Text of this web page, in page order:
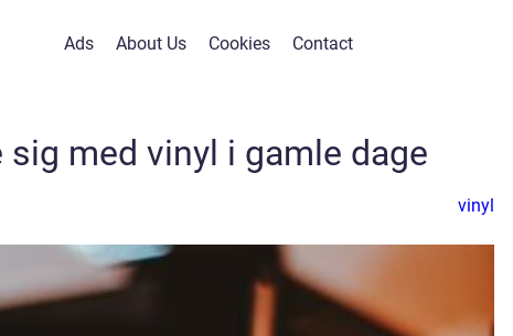
Ads About Us Cookies Contact
med vinyl i gamle dage
vinyl